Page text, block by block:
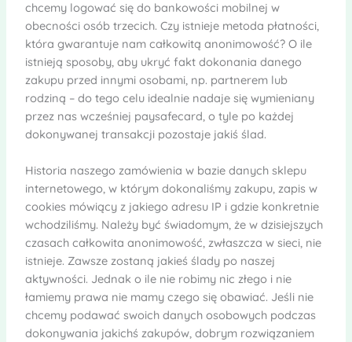
chcemy logować się do bankowości mobilnej w
obecności osób trzecich. Czy istnieje metoda płatności,
która gwarantuje nam całkowitą anonimowość? O ile
istnieją sposoby, aby ukryć fakt dokonania danego
zakupu przed innymi osobami, np. partnerem lub
rodziną – do tego celu idealnie nadaje się wymieniany
przez nas wcześniej paysafecard, o tyle po każdej
dokonywanej transakcji pozostaje jakiś ślad.
Historia naszego zamówienia w bazie danych sklepu
internetowego, w którym dokonaliśmy zakupu, zapis w
cookies mówiący z jakiego adresu IP i gdzie konkretnie
wchodziliśmy. Należy być świadomym, że w dzisiejszych
czasach całkowita anonimowość, zwłaszcza w sieci, nie
istnieje. Zawsze zostaną jakieś ślady po naszej
aktywności. Jednak o ile nie robimy nic złego i nie
łamiemy prawa nie mamy czego się obawiać. Jeśli nie
chcemy podawać swoich danych osobowych podczas
dokonywania jakichś zakupów, dobrym rozwiązaniem